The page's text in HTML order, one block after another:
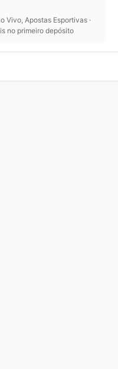
Vivo, Apostas Esportivas ·
no primeiro depósito